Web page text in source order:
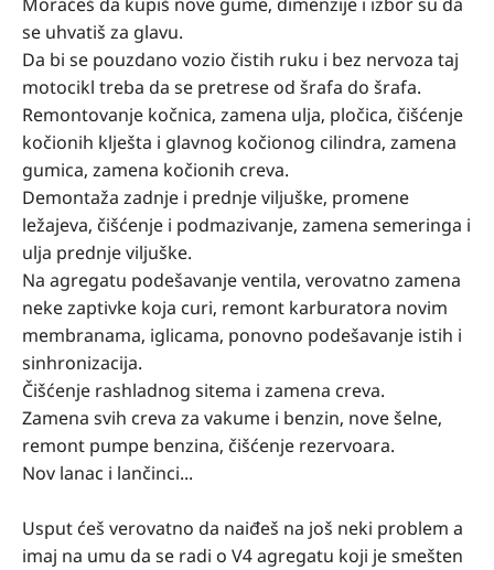
se uhvatiš za glavu.
Da bi se pouzdano vozio čistih ruku i bez nervoza taj
motocikl treba da se pretrese od šrafa do šrafa.
Remontovanje kočnica, zamena ulja, pločica, čišćenje
kočionih klješta i glavnog kočionog cilindra, zamena
gumica, zamena kočionih creva.
Demontaža zadnje i prednje viljuške, promene
ležajeva, čišćenje i podmazivanje, zamena semeringa i
ulja prednje viljuške.
Na agregatu podešavanje ventila, verovatno zamena
neke zaptivke koja curi, remont karburatora novim
membranama, iglicama, ponovno podešavanje istih i
sinhronizacija.
Čišćenje rashladnog sitema i zamena creva.
Zamena svih creva za vakume i benzin, nove šelne,
remont pumpe benzina, čišćenje rezervoara.
Nov lanac i lančinci...
Usput ćeš verovatno da naiđeš na još neki problem a
imaj na umu da se radi o V4 agregatu koji je smešten